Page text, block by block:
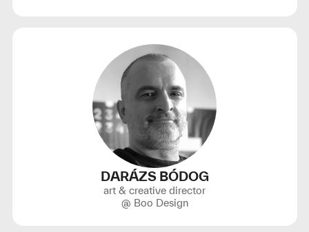
DARÁZS BÓDOG
art & creative director
@ Boo Design